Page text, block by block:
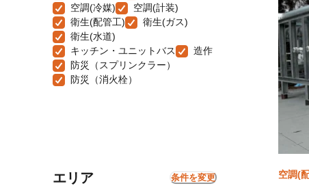
空調(冷媒)
空調(計装)
衛生(配管工)
衛生(ガス)
衛生(水道)
キッチン・ユニットバス
造作
防災（スプリンクラー）
防災（消火栓）
エリア 条件を変更 空調(